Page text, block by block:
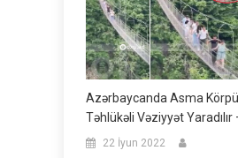
Azərbaycanda Asma
Təhlükəli Vəziyyət Yaradılır
22 İyun 2022